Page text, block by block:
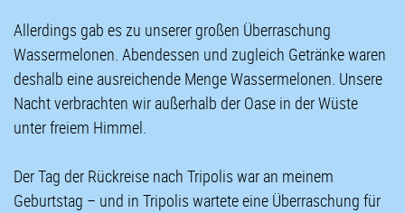
Allerdings gab es zu unserer großen Überraschung
Wassermelonen. Abendessen und zugleich Getränke waren
deshalb eine ausreichende Menge Wassermelonen. Unsere
Nacht verbrachten wir außerhalb der Oase in der Wüste
unter freiem Himmel.
Der Tag der Rückreise nach Tripolis war an meinem
Geburtstag – und in Tripolis wartete eine Überraschung für